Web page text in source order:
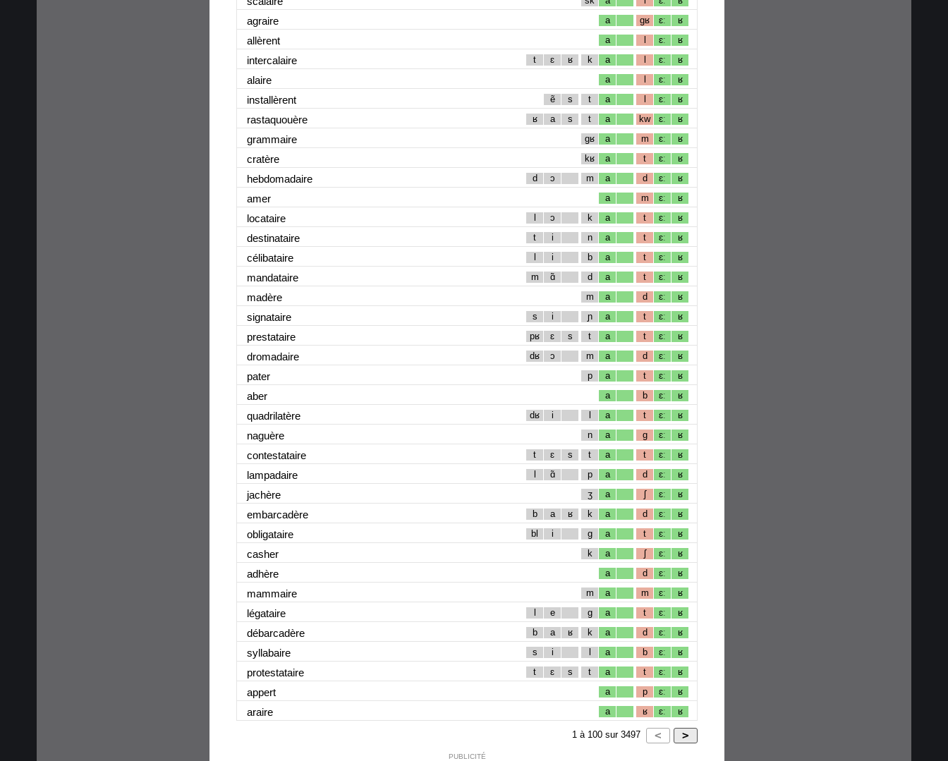
agraire a gʁ ɛː ʁ
allèrent a l ɛː ʁ
intercalaire t ɛ ʁ k a l ɛː ʁ
alaire a l ɛː ʁ
installèrent ẽ s t a l ɛː ʁ
rastaquouère ʁ a s t a kw ɛː ʁ
grammaire gʁ a m ɛː ʁ
cratère kʁ a t ɛː ʁ
hebdomadaire d ɔ m a d ɛː ʁ
amer a m ɛː ʁ
locataire l ɔ k a t ɛː ʁ
destinataire t i n a t ɛː ʁ
célibataire l i b a t ɛː ʁ
mandataire m ɑ̃ d a t ɛː ʁ
madère m a d ɛː ʁ
signataire s i ɲ a t ɛː ʁ
prestataire pʁ ɛ s t a t ɛː ʁ
dromadaire dʁ ɔ m a d ɛː ʁ
pater p a t ɛː ʁ
aber a b ɛː ʁ
quadrilatère dʁ i l a t ɛː ʁ
naguère n a g ɛː ʁ
contestataire t ɛ s t a t ɛː ʁ
lampadaire l ɑ̃ p a d ɛː ʁ
jachère ʒ a ʃ ɛː ʁ
embarcadère b a ʁ k a d ɛː ʁ
obligataire bl i g a t ɛː ʁ
casher k a ʃ ɛː ʁ
adhère a d ɛː ʁ
mammaire m a m ɛː ʁ
légataire l e g a t ɛː ʁ
débarcadère b a ʁ k a d ɛː ʁ
syllabaire s i l a b ɛː ʁ
protestataire t ɛ s t a t ɛː ʁ
appert a p ɛː ʁ
araire a ʁ ɛː ʁ
1 à 100 sur 3497
PUBLICITÉ